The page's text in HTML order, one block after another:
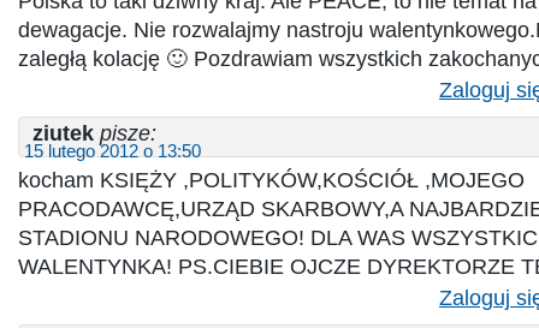
dewagacje. Nie rozwalajmy nastroju
zaległą kolację 🙂 Pozdrawiam wszystkich
Zaloguj
ziutek pisze:
15 lutego 2012 o 13:50
kocham KSIĘŻY ,POLITYKÓW,KOŚCIÓŁ ,MOJEGO
PRACODAWCĘ,URZĄD SKARBOWY,A
STADIONU NARODOWEGO! DLA WAS
WALENTYNKA! PS.CIEBIE OJCZE DYREKTORZE
Zaloguj